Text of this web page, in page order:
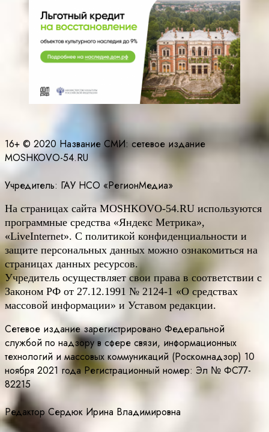
16+ © 2020 Название СМИ: cетевое издание
MOSHKOVO-54.RU
Учредитель: ГАУ НСО «РегионМедиа»
На страницах сайтаMOSHKOVO-54.RU используются
программные средства «Яндекс Метрика»,
«LiveInternet». С политикой конфиденциальности и
защите персональных данных можно ознакомиться на
страницах данных ресурсов.
Учредитель осуществляет свои права в соответствии с
Законом РФ от 27.12.1991 № 2124-1 «О средствах
массовой информации» и Уставом редакции.
Сетевое издание зарегистрировано Федеральной
службой по надзору в сфере связи, информационных
технологий и массовых коммуникаций (Роскомнадзор) 10
ноября 2021 года Регистрационный номер: Эл № ФС77-
82215
Редактор Сердюк Ирина Владимировна